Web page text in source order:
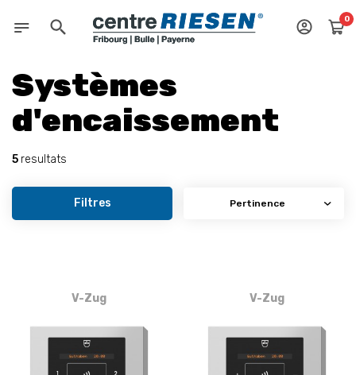
0
Systèmes
d'encaissement
5 resultats
Filtres
V-Zug V-Zug